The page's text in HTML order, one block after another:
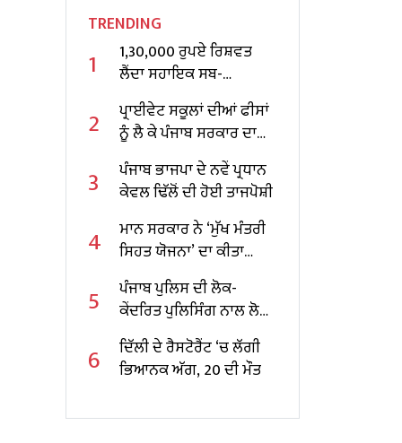
TRENDING
1
1,30,000 ਰੁਪਏ ਰਿਸ਼ਵਤ
ਲੈਂਦਾ ਸਹਾਇਕ ਸਬ-
ਇੰਸਪੈਕਟਰ ਵਿਜੀਲੈਂਸ ਬਿਊਰੋ
ਵੱਲੋਂ ਰੰਗੇ ਹੱਥੀਂ ਕਾਬੂ
2
ਪ੍ਰਾਈਵੇਟ ਸਕੂਲਾਂ ਦੀਆਂ ਫੀਸਾਂ
ਨੂੰ ਲੈ ਕੇ ਪੰਜਾਬ ਸਰਕਾਰ ਦਾ
ਵੱਡਾ ਫੈਸਲਾ, ਮੁੱਖ ਮੰਤਰੀ ਮਾਨ
ਨੇ ਕੀਤਾ ਐਲਾਨ
3
ਪੰਜਾਬ ਭਾਜਪਾ ਦੇ ਨਵੇਂ ਪ੍ਰਧਾਨ
ਕੇਵਲ ਢਿੱਲੋਂ ਦੀ ਹੋਈ ਤਾਜਪੋਸ਼ੀ
4
ਮਾਨ ਸਰਕਾਰ ਨੇ ‘ਮੁੱਖ ਮੰਤਰੀ
ਸਿਹਤ ਯੋਜਨਾ’ ਦਾ ਕੀਤਾ
ਵਿਸਥਾਰ; ਨਿੱਜੀ ਹਸਪਤਾਲਾਂ
ਵਿੱਚ 17 ਹੋਰ ਇਲਾਜਾਂ ਨੂੰ
ਮਨਜ਼ੂਰੀ
5
ਪੰਜਾਬ ਪੁਲਿਸ ਦੀ ਲੋਕ-
ਕੇਂਦਰਿਤ ਪੁਲਿਸਿੰਗ ਨਾਲ ਲੋਕਾਂ
ਦਾ ਭਰੋਸਾ ਹੋਇਆ ਮਜ਼ਬੂਤ,
ਉਦਯੋਗ ਅਤੇ ਨਿਵੇਸ਼ ਲਈ
ਬਣਿਆ ਸੁਰੱਖਿਅਤ ਮਾਹੌਲ
6
ਦਿੱਲੀ ਦੇ ਰੈਸਟੋਰੈਂਟ ‘ਚ ਲੱਗੀ
ਭਿਆਨਕ ਅੱਗ, 20 ਦੀ ਮੌਤ